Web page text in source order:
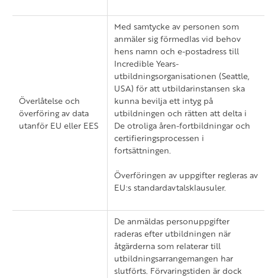
Överlåtelse och
överföring av data
utanför EU eller EES
Med samtycke av personen som
anmäler sig förmedlas vid behov
hens namn och e-postadress till
Incredible Years-
utbildningsorganisationen (Seattle,
USA) för att utbildarinstansen ska
kunna bevilja ett intyg på
utbildningen och rätten att delta i
De otroliga åren-fortbildningar och
certifieringsprocessen i
fortsättningen.
Överföringen av uppgifter regleras av
EU:s standardavtalsklausuler.
De anmäldas personuppgifter
raderas efter utbildningen när
åtgärderna som relaterar till
utbildningsarrangemangen har
slutförts. Förvaringstiden är dock